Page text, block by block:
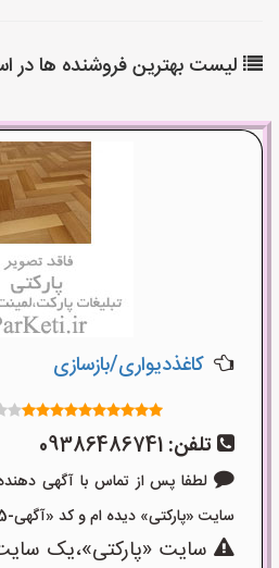
لیست بهترین فروشنده ها در
کاغذدیواری/بازسازی
تلفن: 09386486741
لطفا پس از تماس با آگهی
سایت «پارکتی» دیده ام و کد «آگهی-25» را اعلام کنید»
سایت «پارکتی»،یک